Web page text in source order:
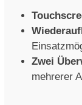
Zwei
mehrerer